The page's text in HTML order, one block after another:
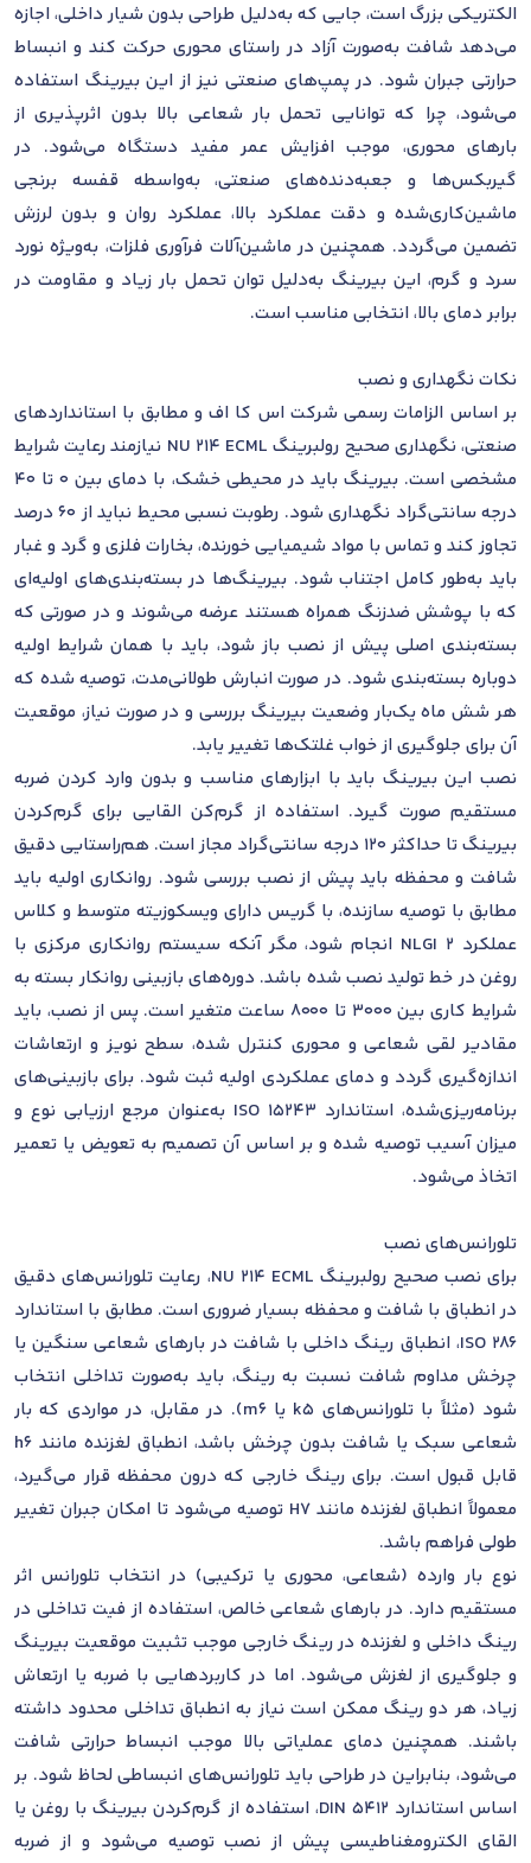
الکتریکی بزرگ است، جایی که به‌دلیل طراحی بدون شیار داخلی، اجازه
می‌دهد شافت به‌صورت آزاد در راستای محوری حرکت کند و انبساط
حرارتی جبران شود. در پمپ‌های صنعتی نیز از این بیرینگ استفاده
می‌شود، چرا که توانایی تحمل بار شعاعی بالا بدون اثرپذیری از
بارهای محوری، موجب افزایش عمر مفید دستگاه می‌شود. در
گیربکس‌ها و جعبه‌دنده‌های صنعتی، به‌واسطه قفسه برنجی
ماشین‌کاری‌شده و دقت عملکرد بالا، عملکرد روان و بدون لرزش
تضمین می‌گردد. همچنین در ماشین‌آلات فرآوری فلزات، به‌ویژه نورد
سرد و گرم، این بیرینگ به‌دلیل توان تحمل بار زیاد و مقاومت در
برابر دمای بالا، انتخابی مناسب است.
نکات نگهداری و نصب
بر اساس الزامات رسمی شرکت اس کا اف و مطابق با استانداردهای
صنعتی، نگهداری صحیح رولبرینگ NU 214 ECML نیازمند رعایت شرایط
مشخصی است. بیرینگ باید در محیطی خشک، با دمای بین 0 تا 40
درجه سانتی‌گراد نگهداری شود. رطوبت نسبی محیط نباید از 60 درصد
تجاوز کند و تماس با مواد شیمیایی خورنده، بخارات فلزی و گرد و غبار
باید به‌طور کامل اجتناب شود. بیرینگ‌ها در بسته‌بندی‌های اولیه‌ای
که با پوشش ضدزنگ همراه هستند عرضه می‌شوند و در صورتی که
بسته‌بندی اصلی پیش از نصب باز شود، باید با همان شرایط اولیه
دوباره بسته‌بندی شود. در صورت انبارش طولانی‌مدت، توصیه شده که
هر شش ماه یک‌بار وضعیت بیرینگ بررسی و در صورت نیاز، موقعیت
آن برای جلوگیری از خواب غلتک‌ها تغییر یابد.
نصب این بیرینگ باید با ابزارهای مناسب و بدون وارد کردن ضربه
مستقیم صورت گیرد. استفاده از گرم‌کن القایی برای گرم‌کردن
بیرینگ تا حداکثر 120 درجه سانتی‌گراد مجاز است. هم‌راستایی دقیق
شافت و محفظه باید پیش از نصب بررسی شود. روانکاری اولیه باید
مطابق با توصیه سازنده، با گریس دارای ویسکوزیته متوسط و کلاس
عملکرد NLGI 2 انجام شود، مگر آنکه سیستم روانکاری مرکزی با
روغن در خط تولید نصب شده باشد. دوره‌های بازبینی روانکار بسته به
شرایط کاری بین 3000 تا 8000 ساعت متغیر است. پس از نصب، باید
مقادیر لقی شعاعی و محوری کنترل شده، سطح نویز و ارتعاشات
اندازه‌گیری گردد و دمای عملکردی اولیه ثبت شود. برای بازبینی‌های
برنامه‌ریزی‌شده، استاندارد ISO 15243 به‌عنوان مرجع ارزیابی نوع و
میزان آسیب توصیه شده و بر اساس آن تصمیم به تعویض یا تعمیر
اتخاذ می‌شود.
تلورانس‌های نصب
برای نصب صحیح رولبرینگ NU 214 ECML، رعایت تلورانس‌های دقیق
در انطباق با شافت و محفظه بسیار ضروری است. مطابق با استاندارد
ISO 286، انطباق رینگ داخلی با شافت در بارهای شعاعی سنگین یا
چرخش مداوم شافت نسبت به رینگ، باید به‌صورت تداخلی انتخاب
شود (مثلاً با تلورانس‌های k5 یا m6). در مقابل، در مواردی که بار
شعاعی سبک یا شافت بدون چرخش باشد، انطباق لغزنده مانند h6
قابل قبول است. برای رینگ خارجی که درون محفظه قرار می‌گیرد،
معمولاً انطباق لغزنده مانند H7 توصیه می‌شود تا امکان جبران تغییر
طولی فراهم باشد.
نوع بار وارده (شعاعی، محوری یا ترکیبی) در انتخاب تلورانس اثر
مستقیم دارد. در بارهای شعاعی خالص، استفاده از فیت تداخلی در
رینگ داخلی و لغزنده در رینگ خارجی موجب تثبیت موقعیت بیرینگ
و جلوگیری از لغزش می‌شود. اما در کاربردهایی با ضربه یا ارتعاش
زیاد، هر دو رینگ ممکن است نیاز به انطباق تداخلی محدود داشته
باشند. همچنین دمای عملیاتی بالا موجب انبساط حرارتی شافت
می‌شود، بنابراین در طراحی باید تلورانس‌های انبساطی لحاظ شود. بر
اساس استاندارد DIN 5412، استفاده از گرم‌کردن بیرینگ با روغن یا
القای الکترومغناطیسی پیش از نصب توصیه می‌شود و از ضربه